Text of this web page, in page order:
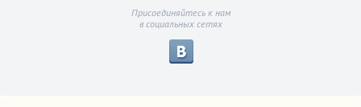
Присоединяйтесь к нам
в социальных сетях